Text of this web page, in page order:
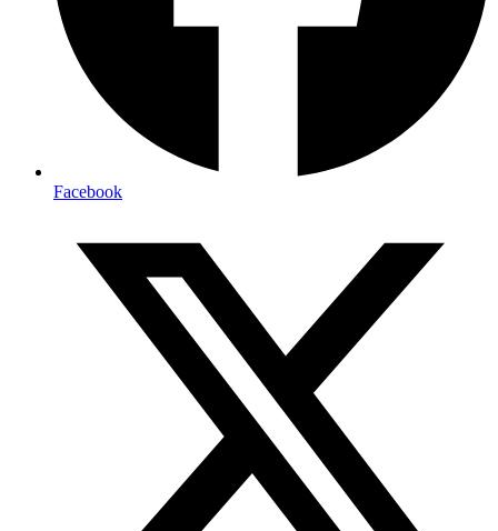
Facebook